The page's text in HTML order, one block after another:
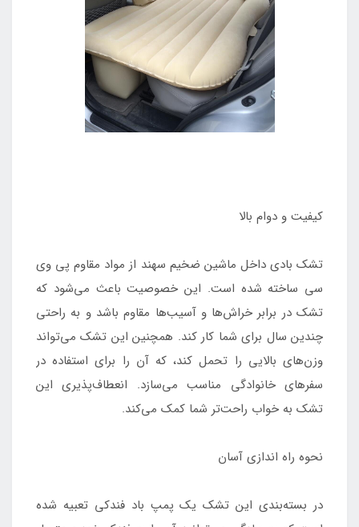
کیفیت و دوام بالا
تشک بادی داخل ماشین ضخیم سهند از مواد مقاوم پی وی
سی ساخته شده است. این خصوصیت باعث می‌شود که
تشک در برابر خراش‌ها و آسیب‌ها مقاوم باشد و به راحتی
چندین سال برای شما کار کند. همچنین این تشک می‌تواند
وزن‌های بالایی را تحمل کند، که آن را برای استفاده در
سفرهای خانوادگی مناسب می‌سازد. انعطاف‌پذیری این
تشک به خواب راحت‌تر شما کمک می‌کند.
نحوه راه اندازی آسان
در بسته‌بندی این تشک یک پمپ باد فندکی تعبیه شده